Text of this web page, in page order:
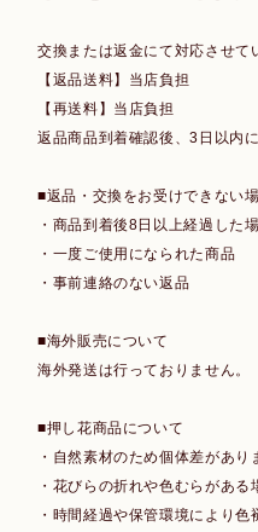
交換または返金にて対応させて
【返品送料】当店負担
【再送料】当店負担
返品商品到着確認後、3日以内
■返品・交換をお受けできない
・商品到着後8日以上経過した
・一度ご使用になられた商品
・事前連絡のない返品
■海外販売について
海外発送は行っておりません。
■押し花商品について
・自然素材のため個体差があり
・花びらの折れや色むらがある
・時間経過や保管環境により